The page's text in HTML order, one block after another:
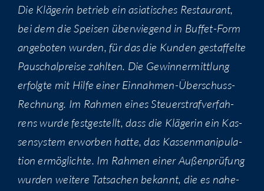
Die Klä­ge­rin betrieb ein asia­ti­sches Restau­rant,
bei dem die Spei­sen über­wie­gend in Buf­fet-Form
ange­bo­ten wur­den, für das die Kun­den gestaf­fel­te
Pau­schal­prei­se zahl­ten. Die Gewinn­ermitt­lung
erfolg­te mit Hil­fe einer Ein­nah­men-Über­schuss-
Rech­nung. Im Rah­men eines Steu­er­straf­ver­fah­
rens wur­de fest­ge­stellt, dass die Klä­ge­rin ein Kas­
sen­sys­tem erwor­ben hat­te, das Kas­sen­ma­ni­pu­la­
ti­on ermög­lich­te. Im Rah­men einer Außen­prü­fung
wur­den wei­te­re Tat­sa­chen bekannt, die es nahe­